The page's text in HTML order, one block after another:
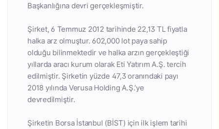
Başkanlığına devri gerçekleşmiştir.
Şirket, 6 Temmuz 2012 tarihinde 22,13 TL fiyatla
halka arz olmuştur. 602,000 lot paya sahip
olduğu bilinmektedir ve halka arzın gerçekleştiği
yıllarda aracı kurum olarak Eti Yatırım A.Ş. tercih
edilmiştir. Şirketin yüzde 47,3 oranındaki payı
2018 yılında Verusa Holding A.Ş.’ye
devredilmiştir.
Şirketin Borsa İstanbul (BİST) için ilk işlem tarihi